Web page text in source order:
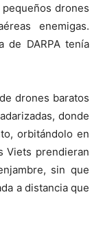
drones
enemigas.
de DARPA tenía
drones baratos
donde
orbitándolo en
Viets prendieran
sin que
a distancia que